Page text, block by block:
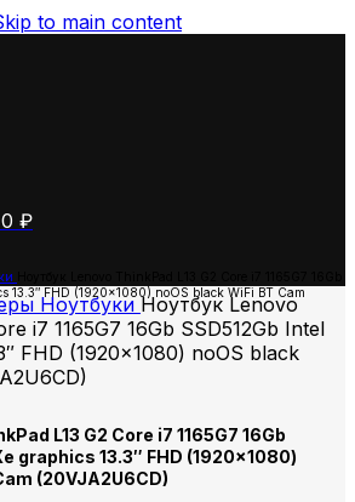
to main content
0 ₽
13.3″ FHD (1920×1080) noOS black WiFi BT Cam
НоутбукиНоутбук Lenovo
i7 1165G7 16Gb SSD512Gb Intel
FHD (1920×1080) noOS black
L13 G2 Core i7 1165G7 16Gb
graphics 13.3″ FHD (1920×1080)
(20VJA2U6CD)